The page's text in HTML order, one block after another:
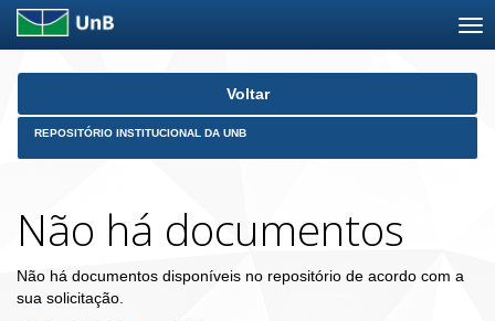
Skip
Voltar
REPOSITÓRIO INSTITUCIONAL DA UNB
Não há documentos
Não há documentos disponíveis no repositório de acordo com a
sua solicitação.